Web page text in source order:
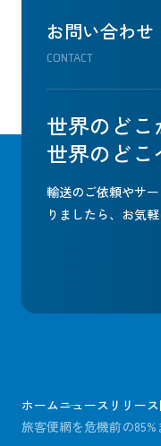
お問い合わせ
CONTACT
世界のどこ
世界のどこ
輸送のご依頼やサ
りましたら、 お気
ホームニュースリリース
旅客便網を危機前の